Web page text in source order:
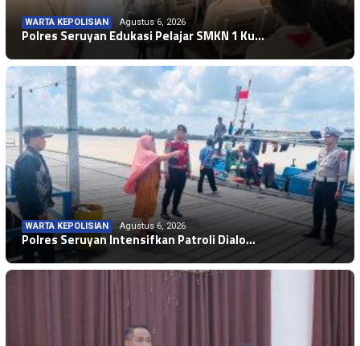
WARTA KEPOLISIAN Agustus 6, 2026
Polres Seruyan Edukasi Pelajar SMKN 1 Ku…
WARTA KEPOLISIAN Agustus 6, 2026
Polres Seruyan Intensifkan Patroli Dialo…